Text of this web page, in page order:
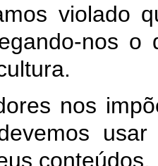
violado
nos o
nos
conteúdos.